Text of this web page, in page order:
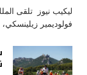
ليكيب نيوز تلقى
فولوديمير